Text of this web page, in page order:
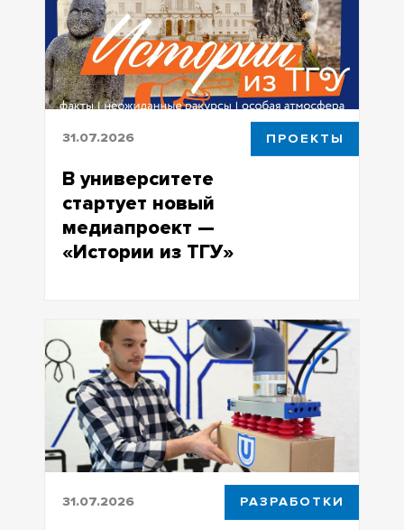
31.07.2026 ПРОЕКТЫ
В университете
стартует новый
медиапроект —
«Истории из ТГУ»
знакомые стены университета с
совершенно неизвестной стороны
31.07.2026 РАЗРАБОТКИ